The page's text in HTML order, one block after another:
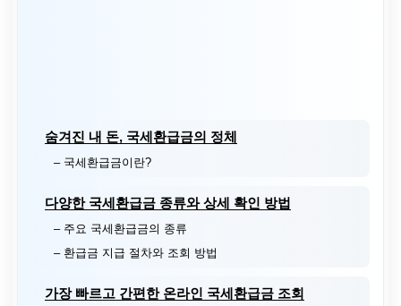
숨겨진 내 돈, 국세환급금의 정체
– 국세환급금이란?
다양한 국세환급금 종류와 상세 확인 방법
– 주요 국세환급금의 종류
– 환급금 지급 절차와 조회 방법
가장 빠르고 간편한 온라인 국세환급금 조회